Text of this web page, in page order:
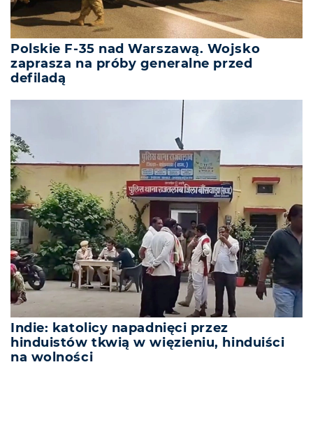
Polskie F-35 nad Warszawą. Wojsko
zaprasza na próby generalne przed
defiladą
Indie: katolicy napadnięci przez
hinduistów tkwią w więzieniu, hinduiści
na wolności